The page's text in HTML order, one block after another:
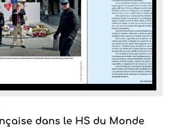
dans le HS du Monde